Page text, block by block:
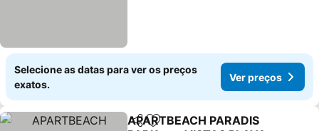
Selecione as datas para ver os preços
exatos.
Ver preços
PartilharAdicionar aos favoritos
APARTBEACH PARADIS